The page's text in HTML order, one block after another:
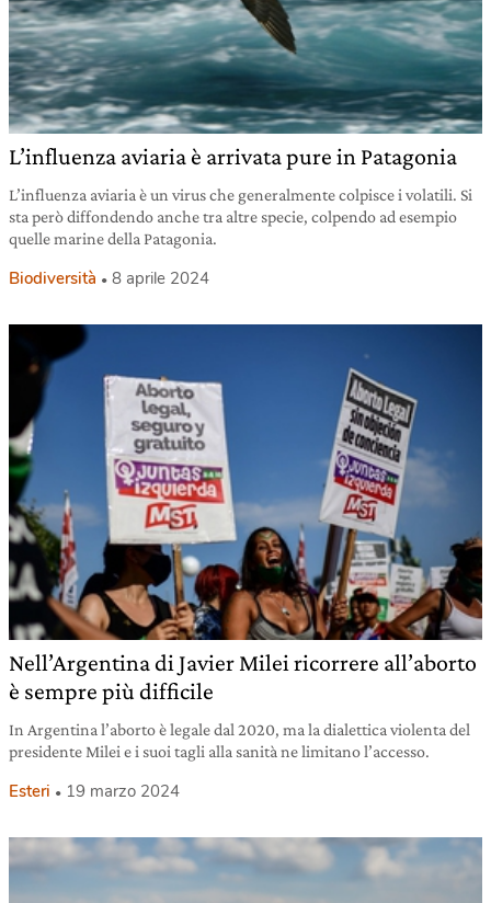
L’influenza aviaria è arrivata pure in Patagonia
L’influenza aviaria è un virus che generalmente colpisce i volatili. Si
sta però diffondendo anche tra altre specie, colpendo ad esempio
quelle marine della Patagonia.
Biodiversità 8 aprile 2024
Nell’Argentina di Javier Milei ricorrere all’aborto
è sempre più difficile
In Argentina l’aborto è legale dal 2020, ma la dialettica violenta del
presidente Milei e i suoi tagli alla sanità ne limitano l’accesso.
Esteri 19 marzo 2024